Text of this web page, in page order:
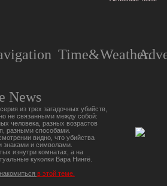
Time&Weather.
News
из трех загадочных убийств,
не связанными между собой:
человека, разных возрастов
разными способами.
видно, что убийства
и символами.
изнутри комнатах, а на
куколки Вара Нингё.
в этой теме.